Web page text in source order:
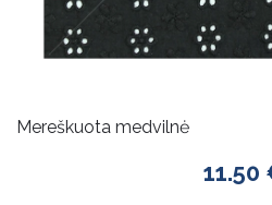
Mereškuota medvilnė
11.50